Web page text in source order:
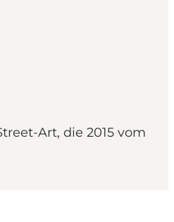
Art, die 2015 vom